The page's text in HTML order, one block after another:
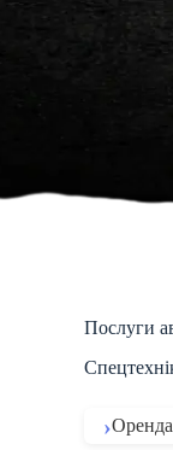
Послуги
Оренда